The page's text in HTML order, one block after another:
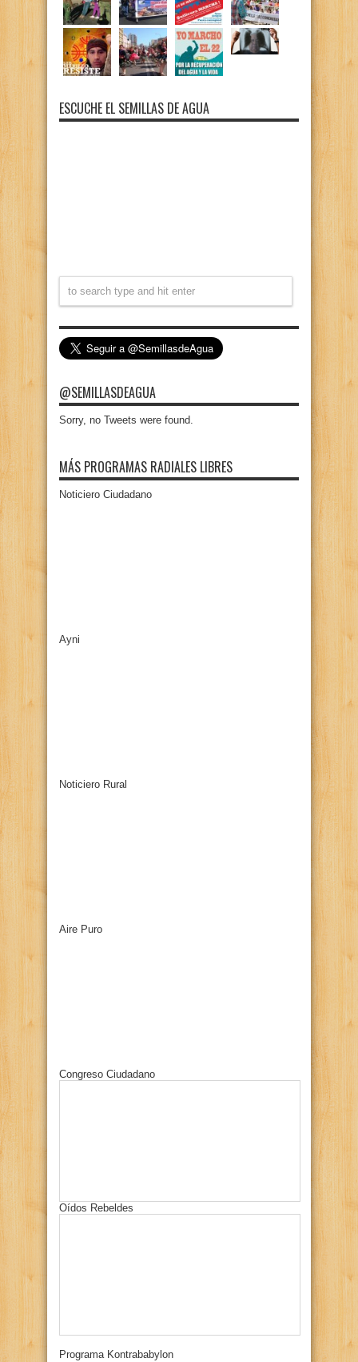
ESCUCHE EL SEMILLAS DE AGUA
@SEMILLASDEAGUA
Sorry, no Tweets were found.
MÁS PROGRAMAS RADIALES LIBRES
Noticiero Ciudadano
Ayni
Noticiero Rural
Aire Puro
Congreso Ciudadano
Oídos Rebeldes
Programa Kontrababylon